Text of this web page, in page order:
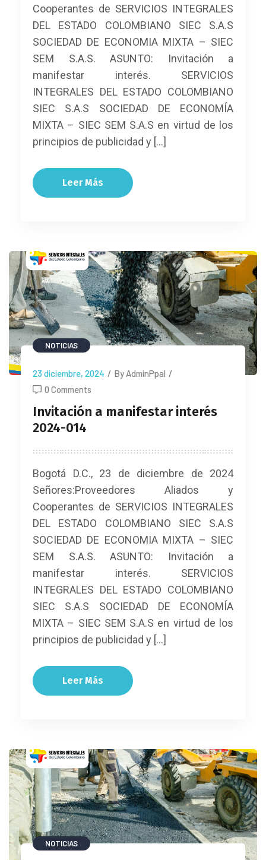
Cooperantes de SERVICIOS INTEGRALES
DEL ESTADO COLOMBIANO SIEC S.A.S
SOCIEDAD DE ECONOMIA MIXTA – SIEC
SEM S.A.S. ASUNTO: Invitación a
manifestar interés. SERVICIOS
INTEGRALES DEL ESTADO COLOMBIANO
SIEC S.A.S SOCIEDAD DE ECONOMÍA
MIXTA – SIEC SEM S.A.S en virtud de los
principios de publicidad y […]
Leer Más
NOTICIAS
23 diciembre, 2024 / By AdminPpal /
0 Comments
Invitación a manifestar interés
2024-014
Bogotá D.C., 23 de diciembre de 2024
Señores:Proveedores Aliados y
Cooperantes de SERVICIOS INTEGRALES
DEL ESTADO COLOMBIANO SIEC S.A.S
SOCIEDAD DE ECONOMIA MIXTA – SIEC
SEM S.A.S. ASUNTO: Invitación a
manifestar interés. SERVICIOS
INTEGRALES DEL ESTADO COLOMBIANO
SIEC S.A.S SOCIEDAD DE ECONOMÍA
MIXTA – SIEC SEM S.A.S en virtud de los
principios de publicidad y […]
Leer Más
NOTICIAS